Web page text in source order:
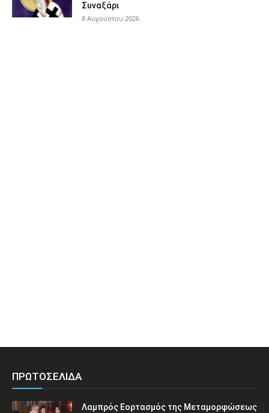
Συναξάρι
8 Αυγούστου 2026
ΠΡΩΤΟΣΕΛΙΔΑ
Λαμπρός Εορτασμός της Μεταμορφώσεως